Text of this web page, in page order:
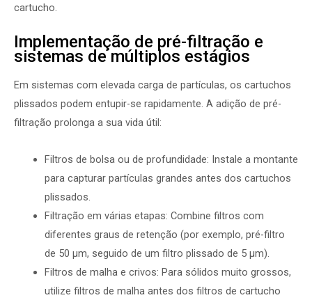
cartucho.
Implementação de pré-filtração e
sistemas de múltiplos estágios
Em sistemas com elevada carga de partículas, os cartuchos
plissados podem entupir-se rapidamente. A adição de pré-
filtração prolonga a sua vida útil:
Filtros de bolsa ou de profundidade: Instale a montante
para capturar partículas grandes antes dos cartuchos
plissados.
Filtração em várias etapas: Combine filtros com
diferentes graus de retenção (por exemplo, pré-filtro
de 50 µm, seguido de um filtro plissado de 5 µm).
Filtros de malha e crivos: Para sólidos muito grossos,
utilize filtros de malha antes dos filtros de cartucho